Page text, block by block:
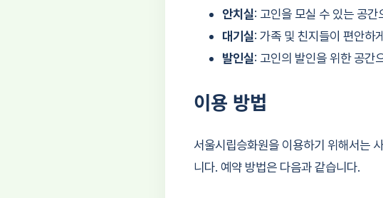
안치실: 고인을 모실 수 있는 공
대기실: 가족 및 친지들이 편안하
발인실: 고인의 발인을 위한 공간
이용 방법
서울시립승화원을 이용하기 위해서는
니다. 예약 방법은 다음과 같습니다.